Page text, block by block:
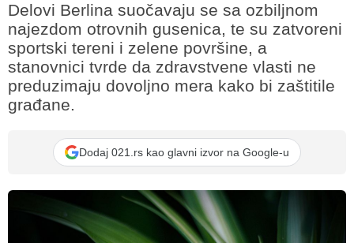
Delovi Berlina suočavaju se sa ozbiljnom
najezdom otrovnih gusenica, te su zatvoreni
sportski tereni i zelene površine, a
stanovnici tvrde da zdravstvene vlasti ne
preduzimaju dovoljno mera kako bi zaštitile
građane.
Dodaj 021.rs kao glavni izvor na Google-u